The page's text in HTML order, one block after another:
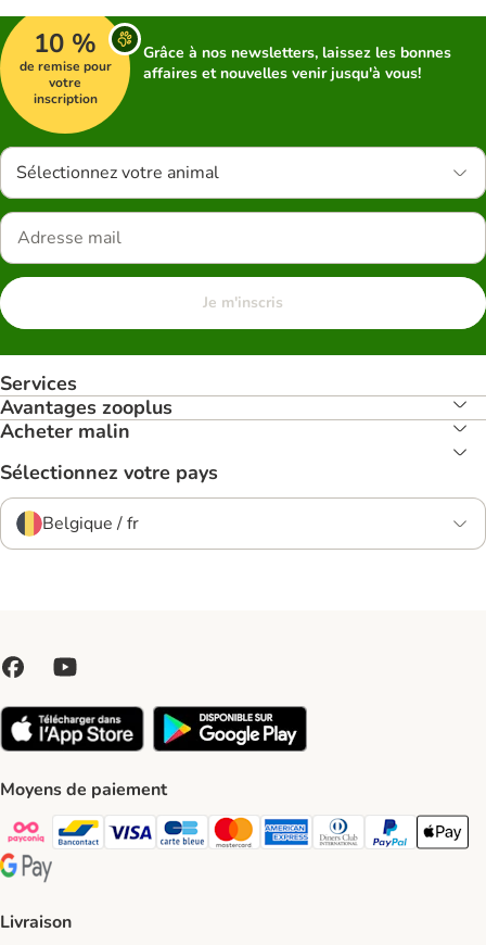
10 %
de remise pour
votre
inscription
Grâce à nos newsletters, laissez les bonnes
affaires et nouvelles venir jusqu'à vous!
Sélectionnez votre animal
Je m'inscris
Services
Avantages zooplus
Acheter malin
Sélectionnez votre pays
Belgique / fr
Moyens de paiement
Payconiq Payment Method
bancontact Payment Method
Visa Payment Method
carte bleue Payment Method
Master card Payment Method
American express Payment
Diners club Payment
Paypal Payment
Apple
Google Pay Payment Method
Livraison